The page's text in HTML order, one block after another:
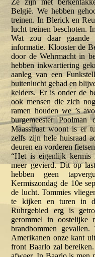
Ze zijn met
België. We hebben
treinen. In Blerick en
lucht treinen beschoten.
Wat zou daar
informatie. Klooster de
door de Wehrmacht in
hebben inkwartiering
aanleg van een
buitenlucht gehad en
kelders. Er is onder de
ook mensen die zich
ramen houden we ’s
burgemeester
Maasstraat woont is er
zelfs zijn hele huisraad
deuren en vorderen
“Het is eigenlijk kermis
meer gevierd. Dit op
hebben geen
Kermiszondag de 10e
de lucht. Tommies
te kijken en turen in
Ruhrgebied erg is
gerommel in oostelijke
brandbommen
Amerikanen onze kant
front Baarlo zal